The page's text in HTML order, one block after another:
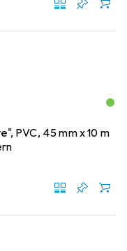
PVC, 45 mm x 10 m